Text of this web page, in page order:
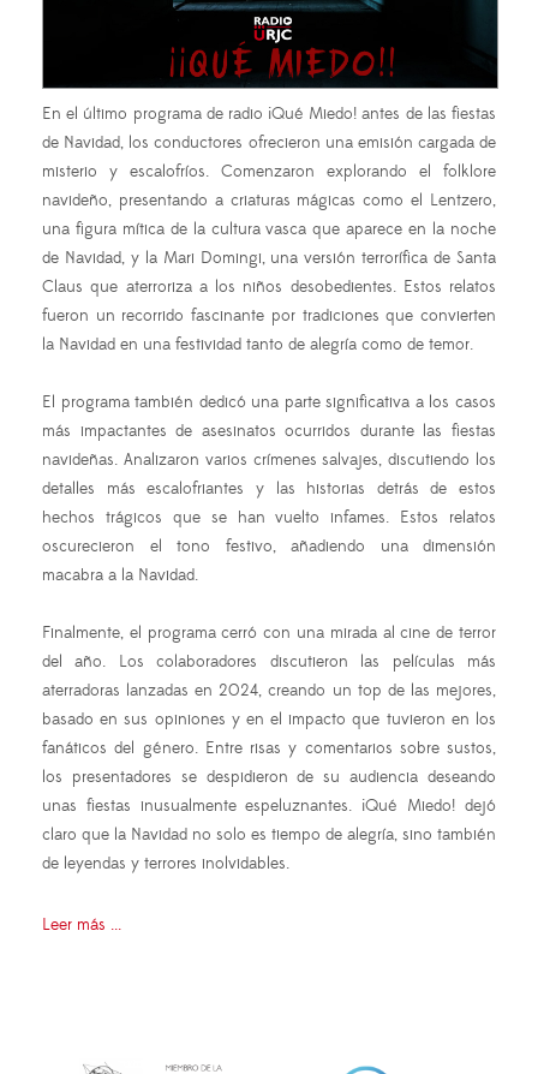
En el último programa de radio ¡Qué Miedo! antes de las fiestas
de Navidad, los conductores ofrecieron una emisión cargada de
misterio y escalofríos. Comenzaron explorando el folklore
navideño, presentando a criaturas mágicas como el Lentzero,
una figura mítica de la cultura vasca que aparece en la noche
de Navidad, y la Mari Domingi, una versión terrorífica de Santa
Claus que aterroriza a los niños desobedientes. Estos relatos
fueron un recorrido fascinante por tradiciones que convierten
la Navidad en una festividad tanto de alegría como de temor.
El programa también dedicó una parte significativa a los casos
más impactantes de asesinatos ocurridos durante las fiestas
navideñas. Analizaron varios crímenes salvajes, discutiendo los
detalles más escalofriantes y las historias detrás de estos
hechos trágicos que se han vuelto infames. Estos relatos
oscurecieron el tono festivo, añadiendo una dimensión
macabra a la Navidad.
Finalmente, el programa cerró con una mirada al cine de terror
del año. Los colaboradores discutieron las películas más
aterradoras lanzadas en 2024, creando un top de las mejores,
basado en sus opiniones y en el impacto que tuvieron en los
fanáticos del género. Entre risas y comentarios sobre sustos,
los presentadores se despidieron de su audiencia deseando
unas fiestas inusualmente espeluznantes. ¡Qué Miedo! dejó
claro que la Navidad no solo es tiempo de alegría, sino también
de leyendas y terrores inolvidables.
Leer más ...